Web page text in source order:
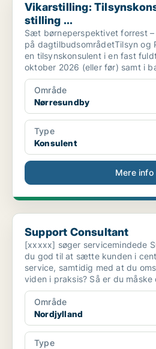
Vikarstilling:
stilling ...
Sæt børneperspektivet forrest
på dagtilbudsområdetTilsyn og
en tilsynskonsulent i en fast
oktober 2026 (eller før) samt i
Område
Nørresundby
Type
Konsulent
Mere info
Support Consultant
Support Consultant
[xxxxx] søger servicemindede
du god til at sætte kunden i
service, samtidig med at du
viden i praksis? Så er du måske
Område
Nordjylland
Type